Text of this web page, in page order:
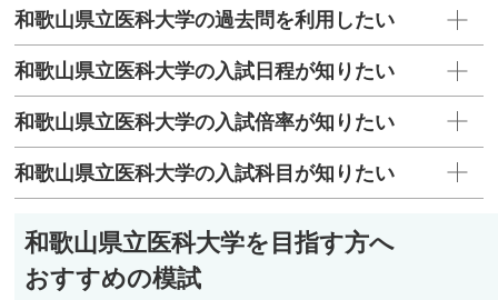
和歌山県立医科大学の過去問を利用したい
和歌山県立医科大学の入試日程が知りたい
和歌山県立医科大学の入試倍率が知りたい
和歌山県立医科大学の入試科目が知りたい
和歌山県立医科大学を目指す方へ
おすすめの模試